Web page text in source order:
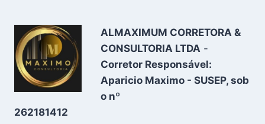
ALMAXIMUM CORRETORA &
CONSULTORIA LTDA -
Corretor Responsável:
Aparicio Maximo - SUSEP, sob
o nº
262181412